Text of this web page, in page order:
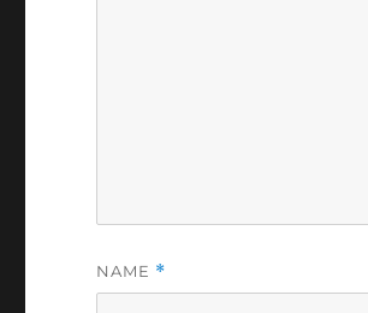
NAME *